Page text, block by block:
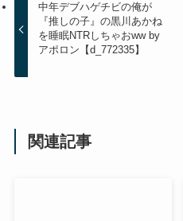
中年デブハゲチビの俺が
『推しの子』の黒川あかね
を睡眠NTRしちゃおww by
アポロン【d_772335】
関連記事